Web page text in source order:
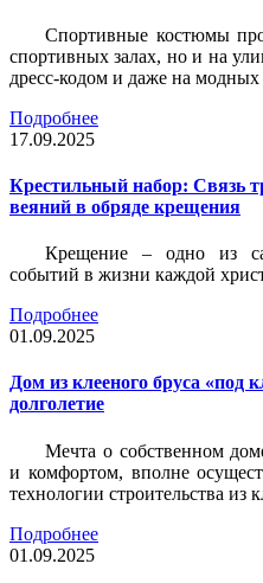
Спортивные костюмы
спортивных залах, но и на
дресс-кодом и даже на модных
Подробнее
17.09.2025
Крестильный набор: Связь
веяний в обряде крещения
Крещение – одно из
событий в жизни каждой
Подробнее
01.09.2025
Дом из клееного бруса «под
долголетие
Мечта о собственном
и комфортом, вполне
технологии строительства из
Подробнее
01.09.2025